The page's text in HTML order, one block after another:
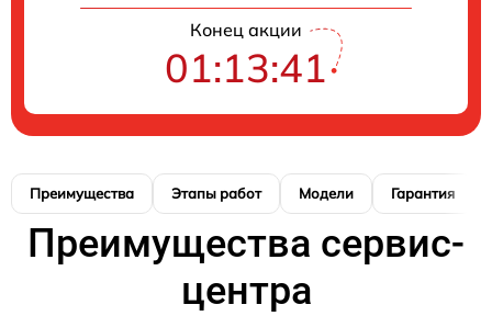
Конец акции
01:13:40
Преимущества Этапы работ Модели Гарантия
Преимущества сервис-
центра